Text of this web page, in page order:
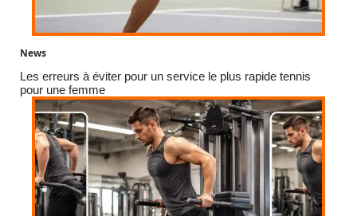
News
Les erreurs à éviter pour un service le plus rapide tennis
pour une femme